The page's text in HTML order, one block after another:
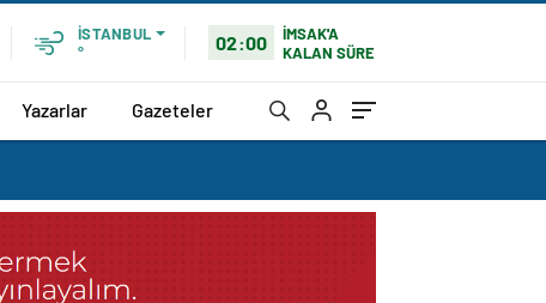
İSTANBUL
°
02:00
İMSAK'A
KALAN SÜRE
Yazarlar Gazeteler